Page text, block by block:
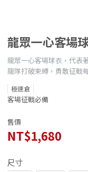
龍眾一心客場
龍眾一心客場球衣，代表
龍隊打破束縛，勇敢征戰
極速倉
客場征戰必備
售價
NT$1,680
尺寸